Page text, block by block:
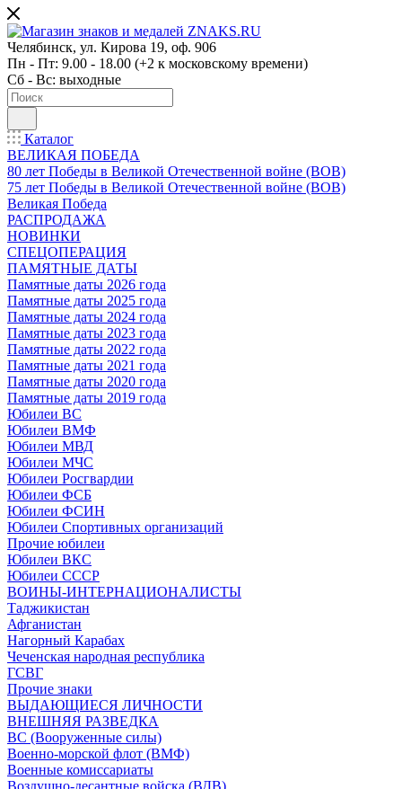
Челябинск, ул. Кирова 19, оф. 906
Пн - Пт: 9.00 - 18.00 (+2 к московскому времени)
Сб - Вс: выходные
Каталог
ВЕЛИКАЯ ПОБЕДА
80 лет Победы в Великой Отечественной войне (ВОВ)
75 лет Победы в Великой Отечественной войне (ВОВ)
Великая Победа
РАСПРОДАЖА
НОВИНКИ
СПЕЦОПЕРАЦИЯ
ПАМЯТНЫЕ ДАТЫ
Памятные даты 2026 года
Памятные даты 2025 года
Памятные даты 2024 года
Памятные даты 2023 года
Памятные даты 2022 года
Памятные даты 2021 года
Памятные даты 2020 года
Памятные даты 2019 года
Юбилеи ВС
Юбилеи ВМФ
Юбилеи МВД
Юбилеи МЧС
Юбилеи Росгвардии
Юбилеи ФСБ
Юбилеи ФСИН
Юбилеи Спортивных организаций
Прочие юбилеи
Юбилеи ВКС
Юбилеи СССР
ВОИНЫ-ИНТЕРНАЦИОНАЛИСТЫ
Таджикистан
Афганистан
Нагорный Карабах
Чеченская народная республика
ГСВГ
Прочие знаки
ВЫДАЮЩИЕСЯ ЛИЧНОСТИ
ВНЕШНЯЯ РАЗВЕДКА
ВС (Вооруженные силы)
Военно-морской флот (ВМФ)
Военные комиссариаты
Воздушно-десантные войска (ВДВ)